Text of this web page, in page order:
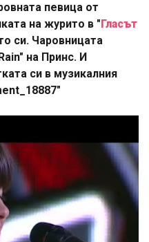
певица от
на журито в "Гласът
си. Чаровницата
на Принс. И
си в музикалния